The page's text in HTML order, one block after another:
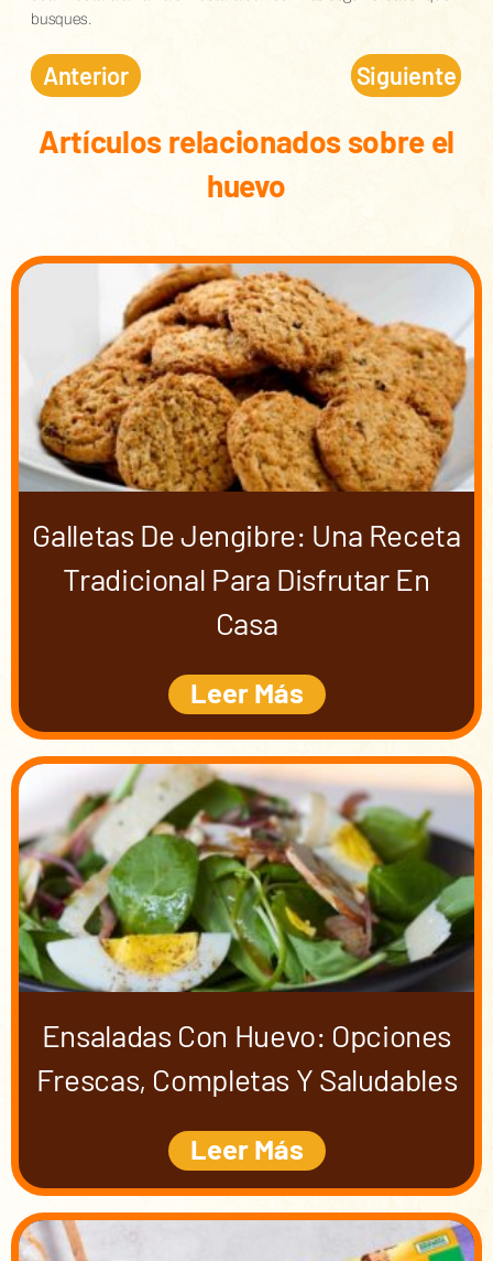
busques.
Anterior Siguiente
Artículos relacionados sobre el
huevo
Galletas De Jengibre: Una Receta
Tradicional Para Disfrutar En
Casa
Leer Más
Ensaladas Con Huevo: Opciones
Frescas, Completas Y Saludables
Leer Más